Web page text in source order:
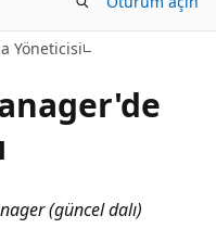
Yöneticisi
(güncel dalı)